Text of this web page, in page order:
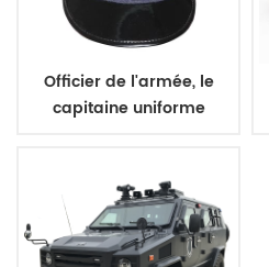
Officier de l'armée, le
capitaine uniforme